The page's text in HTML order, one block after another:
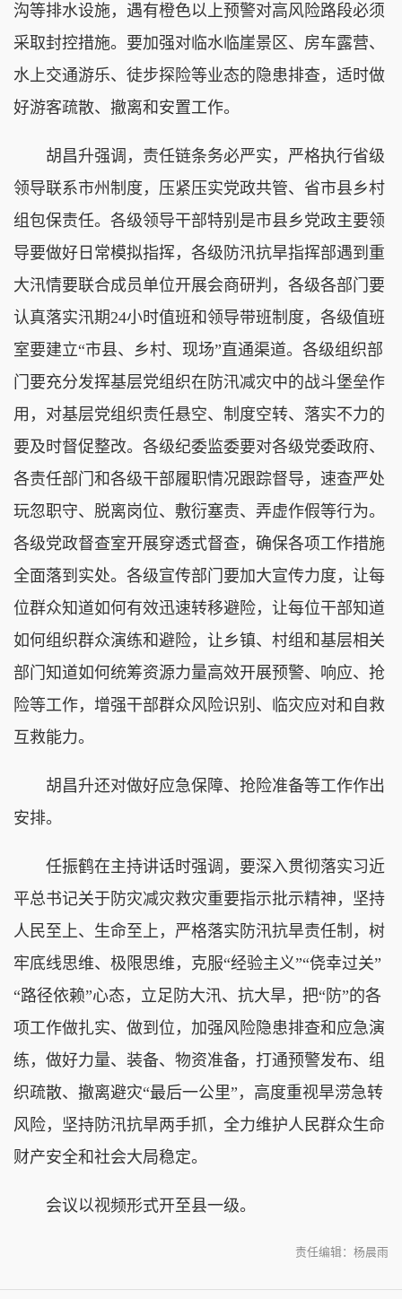
沟等排水设施，遇有橙色以上预警对高风险路段必须
采取封控措施。要加强对临水临崖景区、房车露营、
水上交通游乐、徒步探险等业态的隐患排查，适时做
好游客疏散、撤离和安置工作。
胡昌升强调，责任链条务必严实，严格执行省级
领导联系市州制度，压紧压实党政共管、省市县乡村
组包保责任。各级领导干部特别是市县乡党政主要领
导要做好日常模拟指挥，各级防汛抗旱指挥部遇到重
大汛情要联合成员单位开展会商研判，各级各部门要
认真落实汛期24小时值班和领导带班制度，各级值班
室要建立“市县、乡村、现场”直通渠道。各级组织部
门要充分发挥基层党组织在防汛减灾中的战斗堡垒作
用，对基层党组织责任悬空、制度空转、落实不力的
要及时督促整改。各级纪委监委要对各级党委政府、
各责任部门和各级干部履职情况跟踪督导，速查严处
玩忽职守、脱离岗位、敷衍塞责、弄虚作假等行为。
各级党政督查室开展穿透式督查，确保各项工作措施
全面落到实处。各级宣传部门要加大宣传力度，让每
位群众知道如何有效迅速转移避险，让每位干部知道
如何组织群众演练和避险，让乡镇、村组和基层相关
部门知道如何统筹资源力量高效开展预警、响应、抢
险等工作，增强干部群众风险识别、临灾应对和自救
互救能力。
胡昌升还对做好应急保障、抢险准备等工作作出
安排。
任振鹤在主持讲话时强调，要深入贯彻落实习近
平总书记关于防灾减灾救灾重要指示批示精神，坚持
人民至上、生命至上，严格落实防汛抗旱责任制，树
牢底线思维、极限思维，克服“经验主义”“侥幸过关”
“路径依赖”心态，立足防大汛、抗大旱，把“防”的各
项工作做扎实、做到位，加强风险隐患排查和应急演
练，做好力量、装备、物资准备，打通预警发布、组
织疏散、撤离避灾“最后一公里”，高度重视旱涝急转
风险，坚持防汛抗旱两手抓，全力维护人民群众生命
财产安全和社会大局稳定。
会议以视频形式开至县一级。
责任编辑：杨晨雨